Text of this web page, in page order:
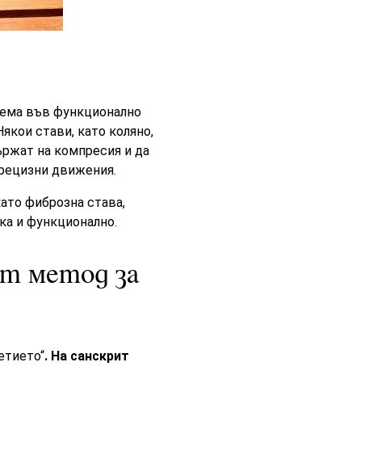
във функционално
стави, като коляно,
на компресия и да
движения.
фиброзна става,
и функционално.
метод за
. На санскрит